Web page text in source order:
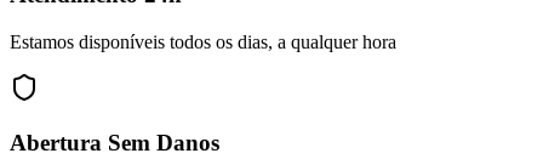
Estamos disponíveis todos os dias, a qualquer hora
Abertura Sem Danos